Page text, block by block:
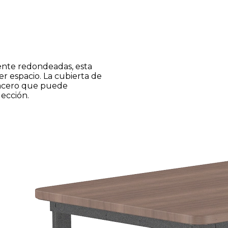
redondeadas, esta
espacio. La cubierta de
que puede